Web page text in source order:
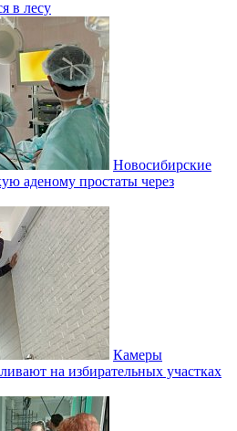
в лесу
Новосибирские
аденому простаты через
Камеры
на избирательных участках